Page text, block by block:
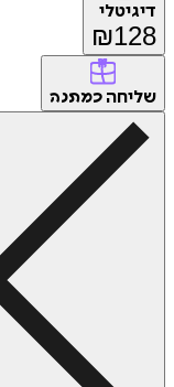
דיגיטלי
₪128
שליחה כמתנה